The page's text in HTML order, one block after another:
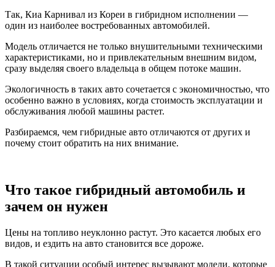
Так, Киа Карнивал из Кореи в гибридном исполнении —
один из наиболее востребованных автомобилей.
Модель отличается не только внушительными техническими
характеристиками, но и привлекательным внешним видом,
сразу выделяя своего владельца в общем потоке машин.
Экологичность в таких авто сочетается с экономичностью, что
особенно важно в условиях, когда стоимость эксплуатации и
обслуживания любой машины растет.
Разбираемся, чем гибридные авто отличаются от других и
почему стоит обратить на них внимание.
Что такое гибридный автомобиль и
зачем он нужен
Цены на топливо неуклонно растут. Это касается любых его
видов, и ездить на авто становится все дороже.
В такой ситуации особый интерес вызывают модели, которые